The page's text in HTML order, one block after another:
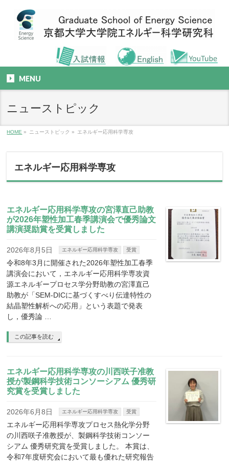
MENU
ニューストピック
HOME » ニューストピック » エネルギー応用科学専攻
エネルギー応用科学専攻
エネルギー応用科学専攻の宮澤直己助教
が2026年塑性加工春季講演会で優秀論文
講演奨励賞を受賞しました
2026年8月5日 エネルギー応用科学専攻 受賞
令和8年3月に開催された2026年塑性加工春季
講演会において，エネルギー応用科学専攻資
源エネルギープロセス学分野助教の宮澤直己
助教が「SEM-DICに基づくすべり伝達特性の
結晶塑性解析への応用」という表題で発表
し，優秀論 …
この記事を読む
エネルギー応用科学専攻の川西咲子准教
授が製鋼科学技術コンソーシアム 優秀研
究賞を受賞しました
2026年6月8日 エネルギー応用科学専攻 受賞
エネルギー応用科学専攻プロセス熱化学分野
の川西咲子准教授が、製鋼科学技術コンソー
シアム 優秀研究賞を受賞しました。 本賞は、
令和7年度研究会において最も優れた研究報告